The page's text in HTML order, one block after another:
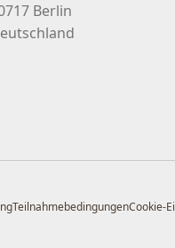
Berlin
TeilnahmebedingungenCookie-